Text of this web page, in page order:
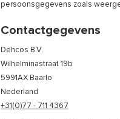
persoonsgegevens zoals
Contactgegevens
Dehcos B.V.
Wilhelminastraat 19b
5991AX Baarlo
Nederland
+31(0)77 - 711 4367